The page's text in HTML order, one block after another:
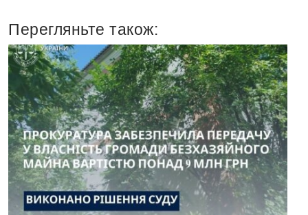
Перегляньте також: